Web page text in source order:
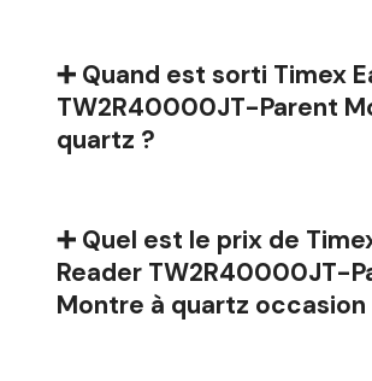
➕ Quand est sorti Timex
TW2R40000JT-Parent
quartz ?
➕ Quel est le prix de
Reader TW2R40000JT-
Montre à quartz occasion